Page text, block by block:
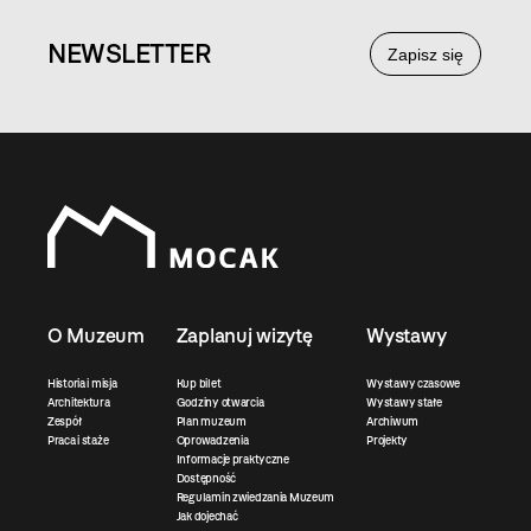
Zapisz się
NEWSLETTER
O Muzeum
Historia i misja
Architektura
Zespół
Praca i staże
Zaplanuj wizytę
Kup bilet
Godziny otwarcia
Plan muzeum
Oprowadzenia
Informacje praktyczne
Dostępność
Regulamin zwiedzania Muzeum
Jak dojechać
Wystawy
Wystawy czasowe
Wystawy stałe
Archiwum
Projekty